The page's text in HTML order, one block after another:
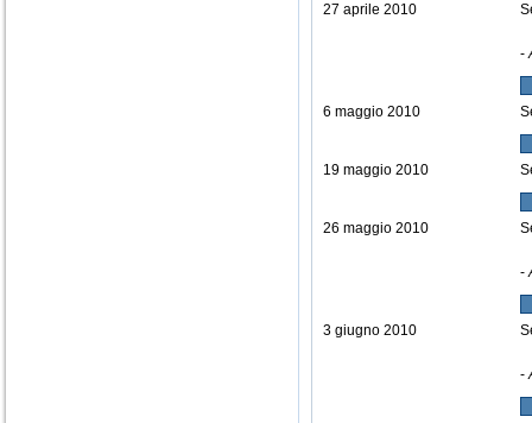
27 aprile 2010
-
6 maggio 2010
19 maggio 2010
26 maggio 2010
-
3 giugno 2010
-